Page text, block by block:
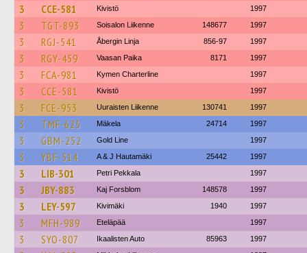
3 CCE-581 Kivistö 1997
3 TGT-893 Soisalon Liikenne 148677 1997
3 RGJ-541 Åbergin Linja 856-97 1997
3 RGY-459 Vaasan Paika 8171 1997
3 FCA-981 Kymen Charterline 1997
3 CCE-581 Kivistö 1997
3 FCE-953 Uuraisten Liikenne 130741 1997
3 TMF-625 Mäkela 24714 1997
3 GBM-252 Gold Line 1997
3 YBF-514 A & J Hautamäki 25442 1997
3 LIB-301 Petri Pekkala 1997
3 JBY-883 Kaj Forsblom 148578 1997
3 LEY-597 Kivimäki 1940 1997
3 MFH-989 Eteläpää 1997
3 SYO-807 Ikaalisten Auto 85963 1997